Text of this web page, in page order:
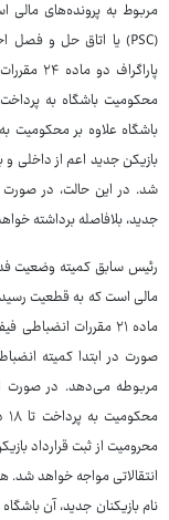
مربوط به پرونده‌های مالی
محکومیت باشگاه به
باشگاه علاوه بر محکومیت
بازیکن جدید اعم از داخلی
شد. در این حالت، در صورت
جدید، بلافاصله برداشته
رئیس سابق کمیته وضعیت
مالی است که به قطعیت
ماده ۲۱ مقررات
محرومیت از ثبت قرارداد
انتقالاتی مواجه خواهد
نام بازیکنان جدید، آن